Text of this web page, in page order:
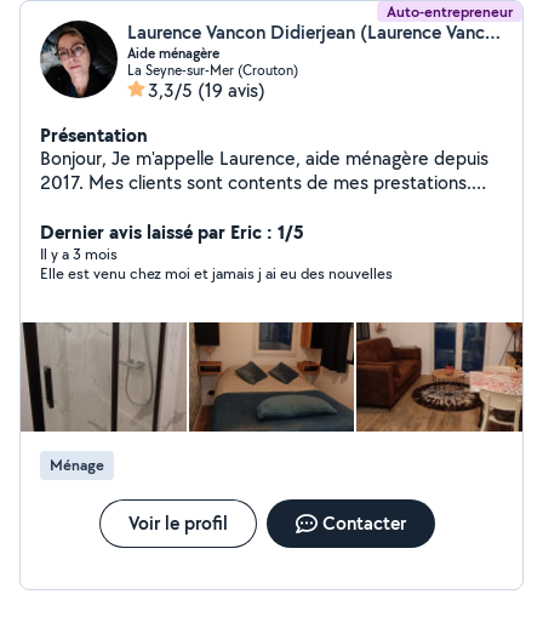
Auto-entrepreneur
Laurence Vancon Didierjean (Laurence Vancon)
Aide ménagère
La Seyne-sur-Mer (Crouton)
3,3/5 (19 avis)
Présentation
Bonjour, Je m'appelle Laurence, aide ménagère depuis
2017. Mes clients sont contents de mes prestations.
paiement et vous pouvez avoir la réduction d'impôt
immédiate.
Dernier avis laissé par Eric : 1/5
Il y a 3 mois
Elle est venu chez moi et jamais j ai eu des nouvelles
Ménage
Voir le profil Contacter